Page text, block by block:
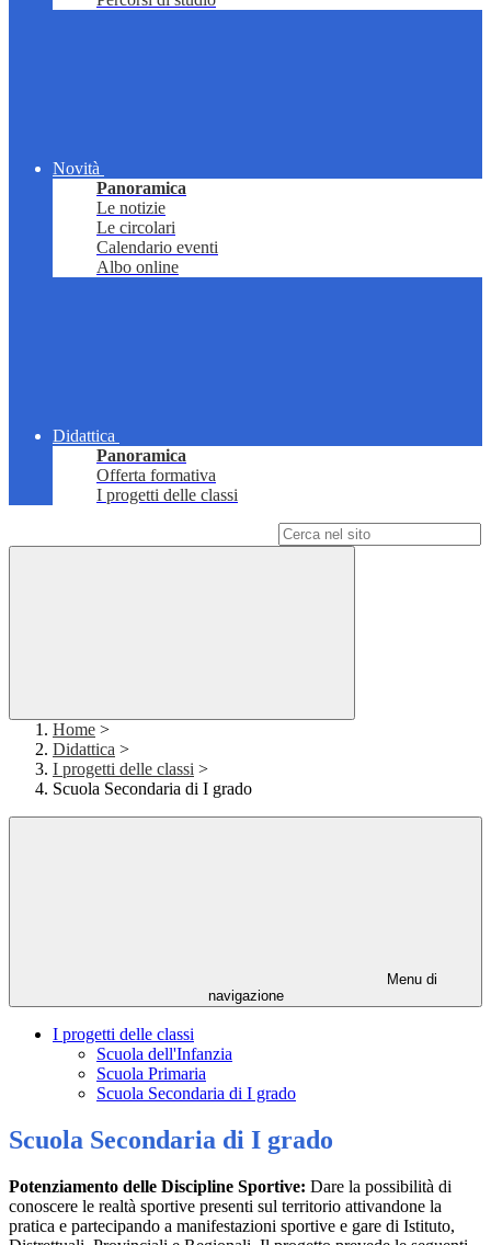
Novità
Panoramica
Le notizie
Le circolari
Calendario eventi
Albo online
Didattica
Panoramica
Offerta formativa
I progetti delle classi
Home >
Didattica >
I progetti delle classi >
Scuola Secondaria di I grado
Menu di
navigazione
I progetti delle classi
Scuola dell'Infanzia
Scuola Primaria
Scuola Secondaria di I grado
Scuola Secondaria di I grado
Potenziamento delle Discipline Sportive: Dare la possibilità di
conoscere le realtà sportive presenti sul territorio attivandone la
pratica e partecipando a manifestazioni sportive e gare di Istituto,